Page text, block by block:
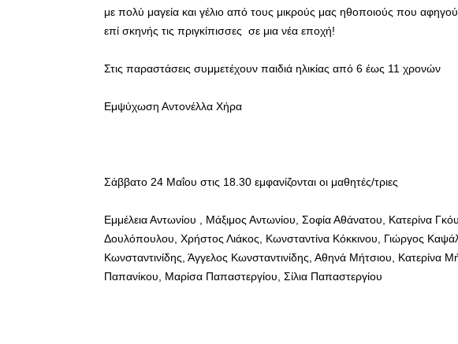
με πολύ μαγεία και γέλιο από τους μικρούς μας ηθοποιούς που
επί σκηνής τις πριγκίπισσες σε μια νέα εποχή!
Στις παραστάσεις συμμετέχουν παιδιά ηλικίας από 6 έως 11 χρονών
Εμψύχωση Αντονέλλα Χήρα
Σάββατο 24 Μαΐου στις 18.30 εμφανίζονται οι μαθητές/τριες
Εμμέλεια Αντωνίου , Μάξιμος Αντωνίου, Σοφία Αθάνατου, Κατερίνα
Δουλόπουλου, Χρήστος Λιάκος, Κωνσταντίνα Κόκκινου, Γιώργος
Κωνσταντινίδης, Άγγελος Κωνσταντινίδης, Αθηνά Μήτσιου, Κατερίνα
Παπανίκου, Μαρίσα Παπαστεργίου, Σίλια Παπαστεργίου